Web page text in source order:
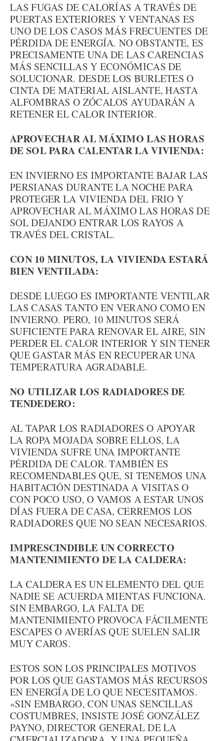
LAS FUGAS DE CALORÍAS A TRAVÉS DE
PUERTAS EXTERIORES Y VENTANAS ES
UNO DE LOS CASOS MÁS FRECUENTES DE
PÉRDIDA DE ENERGÍA. NO OBSTANTE, ES
PRECISAMENTE UNA DE LAS CARENCIAS
MÁS SENCILLAS Y ECONÓMICAS DE
SOLUCIONAR. DESDE LOS BURLETES O
CINTA DE MATERIAL AISLANTE, HASTA
ALFOMBRAS O ZÓCALOS AYUDARÁN A
RETENER EL CALOR INTERIOR.
APROVECHAR AL MÁXIMO LAS HORAS
DE SOL PARA CALENTAR LA VIVIENDA:
EN INVIERNO ES IMPORTANTE BAJAR LAS
PERSIANAS DURANTE LA NOCHE PARA
PROTEGER LA VIVIENDA DEL FRIO Y
APROVECHAR AL MÁXIMO LAS HORAS DE
SOL DEJANDO ENTRAR LOS RAYOS A
TRAVÉS DEL CRISTAL.
CON 10 MINUTOS, LA VIVIENDA ESTARÁ
BIEN VENTILADA:
DESDE LUEGO ES IMPORTANTE VENTILAR
LAS CASAS TANTO EN VERANO COMO EN
INVIERNO. PERO, 10 MINUTOS SERÁ
SUFICIENTE PARA RENOVAR EL AIRE, SIN
PERDER EL CALOR INTERIOR Y SIN TENER
QUE GASTAR MÁS EN RECUPERAR UNA
TEMPERATURA AGRADABLE.
NO UTILIZAR LOS RADIADORES DE
TENDEDERO:
AL TAPAR LOS RADIADORES O APOYAR
LA ROPA MOJADA SOBRE ELLOS, LA
VIVIENDA SUFRE UNA IMPORTANTE
PÉRDIDA DE CALOR. TAMBIÉN ES
RECOMENDABLES QUE, SI TENEMOS UNA
HABITACIÓN DESTINADA A VISITAS O
CON POCO USO, O VAMOS A ESTAR UNOS
DÍAS FUERA DE CASA, CERREMOS LOS
RADIADORES QUE NO SEAN NECESARIOS.
IMPRESCINDIBLE UN CORRECTO
MANTENIMIENTO DE LA CALDERA:
LA CALDERA ES UN ELEMENTO DEL QUE
NADIE SE ACUERDA MIENTAS FUNCIONA.
SIN EMBARGO, LA FALTA DE
MANTENIMIENTO PROVOCA FÁCILMENTE
ESCAPES O AVERÍAS QUE SUELEN SALIR
MUY CAROS.
ESTOS SON LOS PRINCIPALES MOTIVOS
POR LOS QUE GASTAMOS MÁS RECURSOS
EN ENERGÍA DE LO QUE NECESITAMOS.
«SIN EMBARGO, CON UNAS SENCILLAS
COSTUMBRES, INSISTE JOSÉ GONZÁLEZ
PAYNO, DIRECTOR GENERAL DE LA